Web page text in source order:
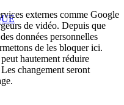
externes comme Google
de vidéo. Depuis que
données personnelles
de les bloquer ici.
hautement réduire
changement seront